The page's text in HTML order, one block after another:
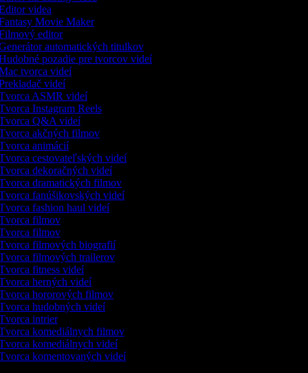
videa
Movie Maker
editor
automatických titulkov
pozadie pre tvorcov videí
tvorca videí
videí
ASMR videí
Instagram Reels
Q&A videí
akčných filmov
animácií
cestovateľských videí
dekoračných videí
dramatických filmov
fanúšikovských videí
fashion haul videí
filmov
filmov
filmových biografií
filmových trailerov
fitness videí
herných videí
hororových filmov
hudobných videí
intrier
komediálnych filmov
komediálnych videí
komentovaných videí